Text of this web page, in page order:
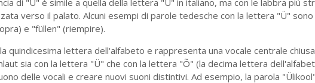
di "Ü" è simile a quella della lettera "U" in italiano, ma con le labbra più
verso il palato. Alcuni esempi di parole tedesche con la lettera "Ü"
e "füllen" (riempire).
quindicesima lettera dell'alfabeto e rappresenta una vocale centrale
sia con la lettera "Ü" che con la lettera "Õ" (la decima lettera
delle vocali e creare nuovi suoni distintivi. Ad esempio, la parola